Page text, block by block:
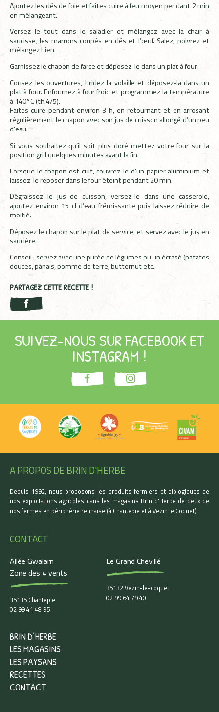
Ajoutez les dés de foie et faites cuire à feu moyen pendant 2 min
en mélangeant.
Versez le tout dans le saladier et mélangez avec la chair à
saucisse, les marrons coupés en dés et l’œuf. Salez, poivrez et
mélangez bien.
Garnissez le chapon de farce et déposez-le dans un plat à four.
Cousez les ouvertures, bridez la volaille et déposez-la dans un
plat à four. Enfournez à four froid et programmez la température
à 140°C (th.4/5).
Faites cuire pendant environ 3 h, en retournant et en arrosant
régulièrement le chapon avec son jus de cuisson allongé d’un peu
d’eau.
Si vous souhaitez qu’il soit plus doré mettez votre four sur la
position grill quelques minutes avant la fin.
Lorsque le chapon est cuit, couvrez-le d’un papier aluminium et
laissez-le reposer dans le four éteint pendant 20 min.
Dégraissez le jus de cuisson, versez-le dans une casserole,
ajoutez environ 15 cl d’eau frémissante puis laissez réduire de
moitié.
Déposez le chapon sur le plat de service, et servez avec le jus en
saucière.
Conseil : servez avec une purée de légumes ou un écrasé (patates
douces, panais, pomme de terre, butternut etc..
PARTAGEZ CETTE RECETTE !
SUIVEZ-NOUS SUR FACEBOOK ET
INSTAGRAM !
A PROPOS DE BRIN D'HERBE
Depuis 1992, nous proposons les produits fermiers et biologiques de
nos exploitations agricoles dans les magasins Brin d'Herbe de deux de
nos fermes en périphérie rennaise (à Chantepie et à Vezin le Coquet).
CONTACT
Allée Gwalarn
Zone des 4 vents
35135 Chantepie
02 99 41 48 95
Le Grand Chevillé
35132 Vezin-le-coquet
02 99 64 79 40
BRIN D’HERBE
LES MAGASINS
LES PAYSANS
RECETTES
CONTACT